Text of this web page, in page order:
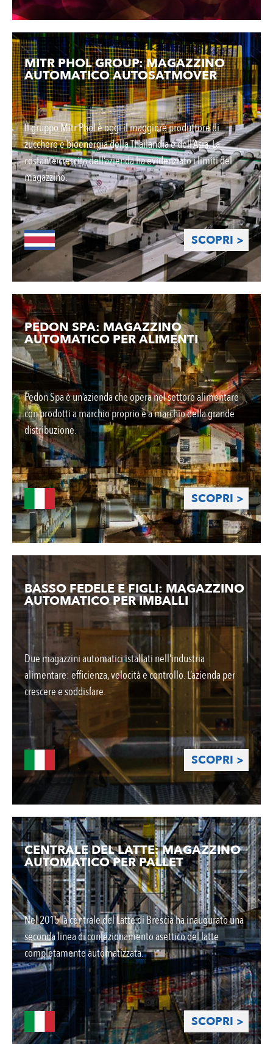
MITR PHOL GROUP: MAGAZZINO
AUTOMATICO AUTOSATMOVER
Il gruppo Mitr Phol è oggi il maggiore produttore di
zucchero e bioenergia della Thailandia e dell’Asia. La
costante crescita dell’azienda ha evidenziato i limiti del
magazzino.
SCOPRI >
PEDON SPA: MAGAZZINO
AUTOMATICO PER ALIMENTI
Pedon Spa è un’azienda che opera nel settore alimentare
con prodotti a marchio proprio e a marchio della grande
distribuzione.
SCOPRI >
BASSO FEDELE E FIGLI: MAGAZZINO
AUTOMATICO PER IMBALLI
Due magazzini automatici istallati nell’industria
alimentare: efficienza, velocità e controllo. L’azienda per
crescere e soddisfare.
SCOPRI >
CENTRALE DEL LATTE: MAGAZZINO
AUTOMATICO PER PALLET
Nel 2015 la centrale del Latte di Brescia ha inaugurato una
seconda linea di confezionamento asettico del latte
completamente automatizzata.
SCOPRI >